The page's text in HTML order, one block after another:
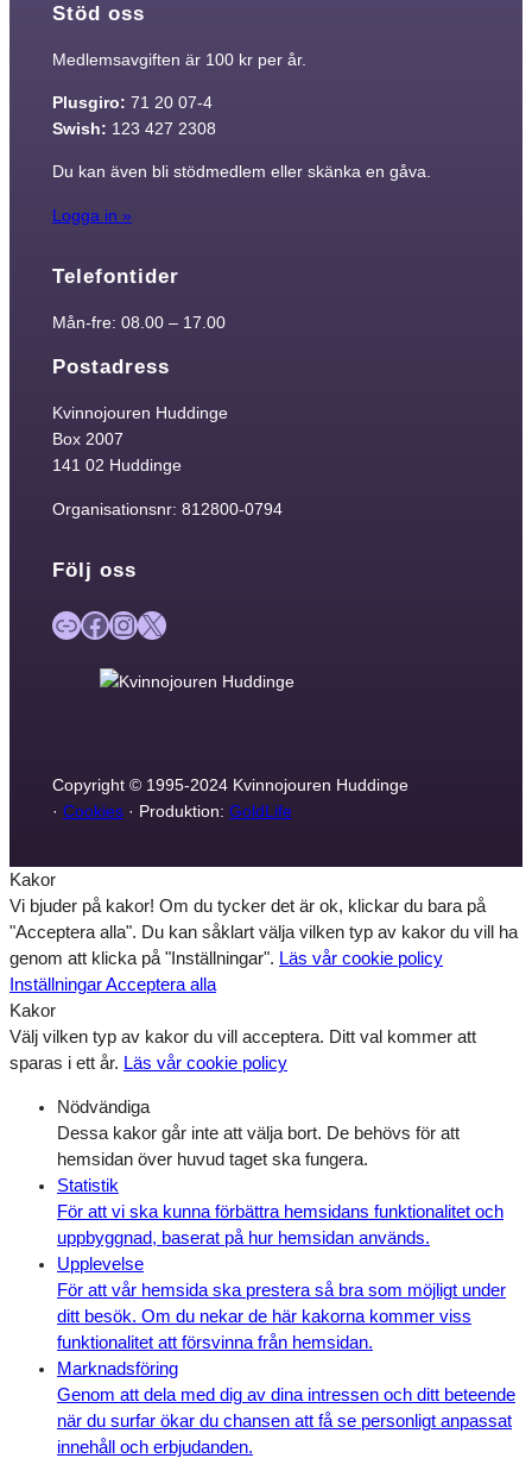
Stöd oss
Medlemsavgiften är 100 kr per år.
Plusgiro: 71 20 07-4
Swish: 123 427 2308
Du kan även bli stödmedlem eller skänka en gåva.
Logga in »
Telefontider
Mån-fre: 08.00 – 17.00
Postadress
Kvinnojouren Huddinge
Box 2007
141 02 Huddinge
Organisationsnr: 812800-0794
Följ oss
Länk Facebook InstagramX
Copyright © 1995-2024 Kvinnojouren Huddinge
· Cookies· Produktion: GoldLife
Kakor
Vi bjuder på kakor! Om du tycker det är ok, klickar du bara på
"Acceptera alla". Du kan såklart välja vilken typ av kakor du vill ha
genom att klicka på "Inställningar". Läs vår cookie policy
InställningarAcceptera alla
Kakor
Välj vilken typ av kakor du vill acceptera. Ditt val kommer att
sparas i ett år. Läs vår cookie policy
Nödvändiga
Dessa kakor går inte att välja bort. De behövs för att
hemsidan över huvud taget ska fungera.
Statistik
För att vi ska kunna förbättra hemsidans funktionalitet och
uppbyggnad, baserat på hur hemsidan används.
Upplevelse
För att vår hemsida ska prestera så bra som möjligt under
ditt besök. Om du nekar de här kakorna kommer viss
funktionalitet att försvinna från hemsidan.
Marknadsföring
Genom att dela med dig av dina intressen och ditt beteende
när du surfar ökar du chansen att få se personligt anpassat
innehåll och erbjudanden.